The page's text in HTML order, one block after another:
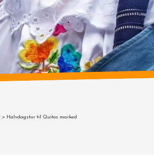
> Halvdagstur til Quitos marked